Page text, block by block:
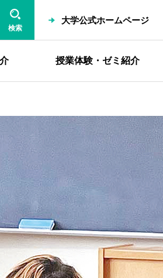
検索
大学公式ホームページ
授業体験・ゼミ紹介